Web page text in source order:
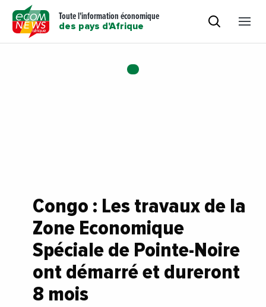
Toute l'information économique
des pays d'Afrique
Congo : Les travaux de la
Zone Economique
Spéciale de Pointe-Noire
ont démarré et dureront
8 mois